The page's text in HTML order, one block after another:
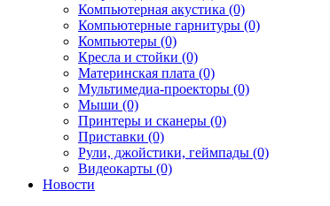
Компьютерная акустика (0)
Компьютерные гарнитуры (0)
Компьютеры (0)
Кресла и стойки (0)
Материнская плата (0)
Мультимедиа-проекторы (0)
Мыши (0)
Принтеры и сканеры (0)
Приставки (0)
Рули, джойстики, геймпады (0)
Видеокарты (0)
Новости